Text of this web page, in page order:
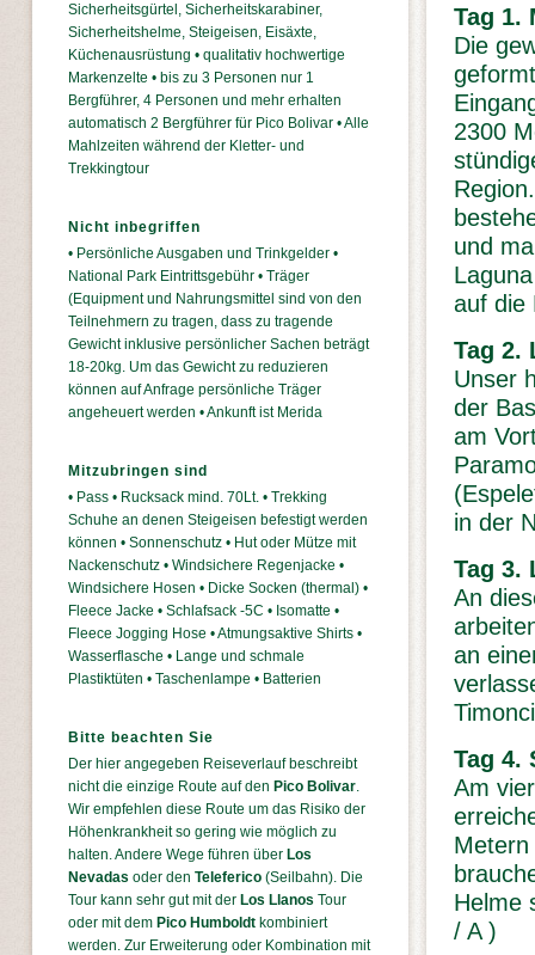
Tag 1.
Die
2300
und
auf die
Tag 2.
Unser
der
am
in der
Tag 3.
An
an
Tag 4.
Am
Helme
/ A )
Sicherheitsgürtel, Sicherheitskarabiner,
Sicherheitshelme, Steigeisen, Eisäxte,
Küchenausrüstung • qualitativ hochwertige
Markenzelte • bis zu 3 Personen nur 1
Bergführer, 4 Personen und mehr erhalten
automatisch 2 Bergführer für Pico Bolivar • Alle
Mahlzeiten während der Kletter- und
Trekkingtour
Nicht inbegriffen
• Persönliche Ausgaben und Trinkgelder •
National Park Eintrittsgebühr • Träger
(Equipment und Nahrungsmittel sind von den
Teilnehmern zu tragen, dass zu tragende
Gewicht inklusive persönlicher Sachen beträgt
18-20kg. Um das Gewicht zu reduzieren
können auf Anfrage persönliche Träger
angeheuert werden • Ankunft ist Merida
Mitzubringen sind
• Pass • Rucksack mind. 70Lt. • Trekking
Schuhe an denen Steigeisen befestigt werden
können • Sonnenschutz • Hut oder Mütze mit
Nackenschutz • Windsichere Regenjacke •
Windsichere Hosen • Dicke Socken (thermal) •
Fleece Jacke • Schlafsack -5C • Isomatte •
Fleece Jogging Hose • Atmungsaktive Shirts •
Wasserflasche • Lange und schmale
Plastiktüten • Taschenlampe • Batterien
Bitte beachten Sie
Der hier angegeben Reiseverlauf beschreibt
nicht die einzige Route auf den Pico Bolivar.
Wir empfehlen diese Route um das Risiko der
Höhenkrankheit so gering wie möglich zu
halten. Andere Wege führen über Los
Nevadas oder den Teleferico (Seilbahn). Die
Tour kann sehr gut mit der Los Llanos Tour
oder mit dem Pico Humboldt kombiniert
werden. Zur Erweiterung oder Kombination mit